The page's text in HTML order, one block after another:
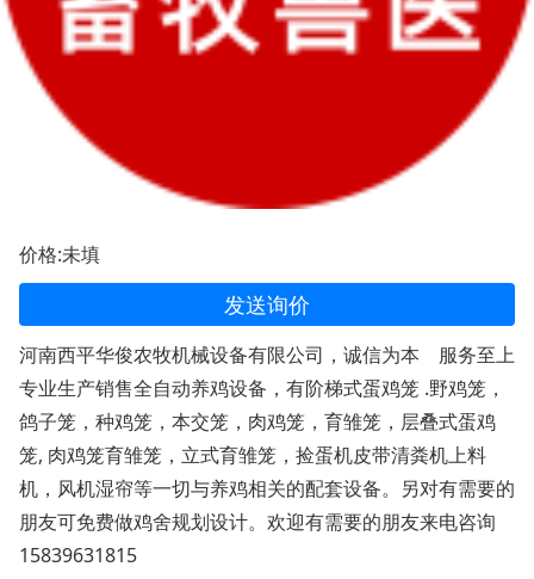
价格:未填
发送询价
河南西平华俊农牧机械设备有限公司，诚信为本 服务至上
专业生产销售全自动养鸡设备，有阶梯式蛋鸡笼 .野鸡笼，
鸽子笼，种鸡笼，本交笼，肉鸡笼，育雏笼，层叠式蛋鸡
笼, 肉鸡笼育雏笼，立式育雏笼，捡蛋机皮带清粪机上料
机，风机湿帘等一切与养鸡相关的配套设备。另对有需要的
朋友可免费做鸡舍规划设计。欢迎有需要的朋友来电咨询
15839631815